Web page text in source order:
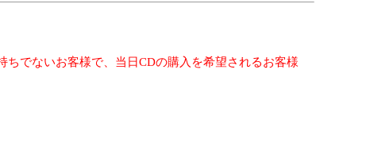
ちでないお客様で、当日CDの購入を希望されるお客様